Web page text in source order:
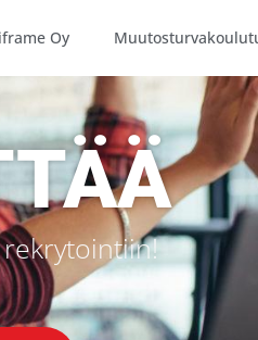
Oy